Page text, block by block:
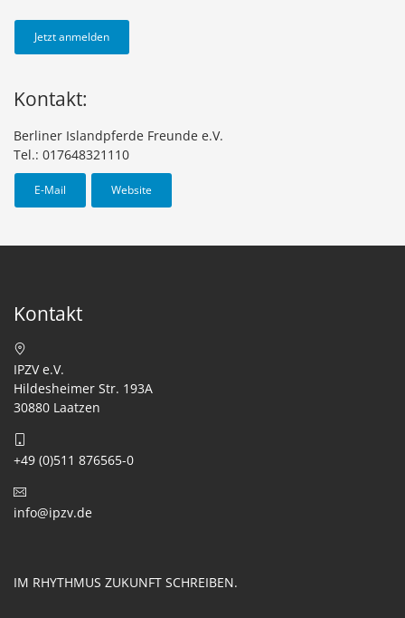
Jetzt anmelden
Kontakt:
Berliner Islandpferde Freunde e.V.
Tel.: 017648321110
E-Mail Website
Kontakt
IPZV e.V.
Hildesheimer Str. 193A
30880 Laatzen
+49 (0)511 876565-0
info@ipzv.de
IM RHYTHMUS ZUKUNFT SCHREIBEN.